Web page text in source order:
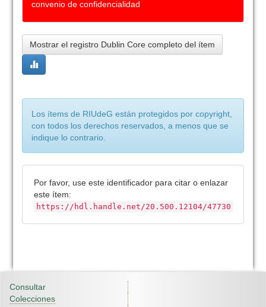
convenio de confidencialidad
Mostrar el registro Dublin Core completo del ítem
Los ítems de RIUdeG están protegidos por copyright,
con todos los derechos reservados, a menos que se
indique lo contrario.
Por favor, use este identificador para citar o enlazar
este ítem:
https://hdl.handle.net/20.500.12104/47730
Consultar
Colecciones